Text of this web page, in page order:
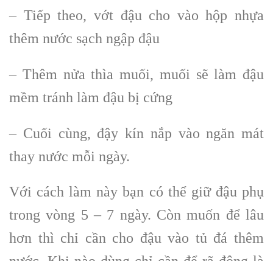
– Tiếp theo, vớt đậu cho vào hộp nhựa
thêm nước sạch ngập đậu
– Thêm nửa thìa muối, muối sẽ làm đậu
mềm tránh làm đậu bị cứng
– Cuối cùng, đậy kín nắp vào ngăn mát
thay nước mỗi ngày.
Với cách làm này bạn có thể giữ đậu phụ
trong vòng 5 – 7 ngày. Còn muốn để lâu
hơn thì chỉ cần cho đậu vào tủ đá thêm